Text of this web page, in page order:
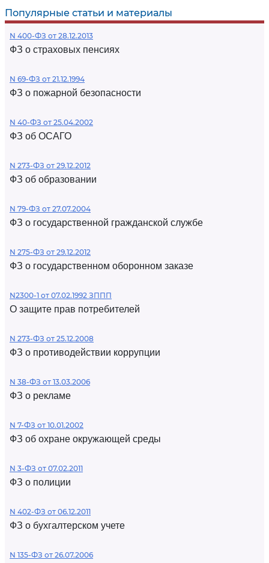
Популярные статьи и материалы
N 400-ФЗ от 28.12.2013
ФЗ о страховых пенсиях
N 69-ФЗ от 21.12.1994
ФЗ о пожарной безопасности
N 40-ФЗ от 25.04.2002
ФЗ об ОСАГО
N 273-ФЗ от 29.12.2012
ФЗ об образовании
N 79-ФЗ от 27.07.2004
ФЗ о государственной гражданской службе
N 275-ФЗ от 29.12.2012
ФЗ о государственном оборонном заказе
N2300-1 от 07.02.1992 ЗППП
О защите прав потребителей
N 273-ФЗ от 25.12.2008
ФЗ о противодействии коррупции
N 38-ФЗ от 13.03.2006
ФЗ о рекламе
N 7-ФЗ от 10.01.2002
ФЗ об охране окружающей среды
N 3-ФЗ от 07.02.2011
ФЗ о полиции
N 402-ФЗ от 06.12.2011
ФЗ о бухгалтерском учете
N 135-ФЗ от 26.07.2006